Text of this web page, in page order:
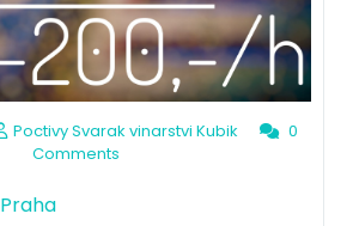
Poctivy Svarak vinarstvi Kubik
0
Comments
Praha